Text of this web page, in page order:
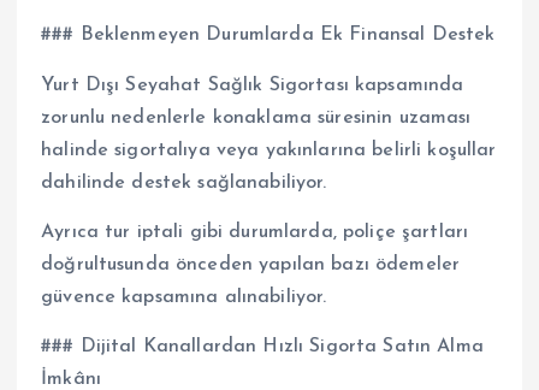
### Beklenmeyen Durumlarda Ek Finansal Destek
Yurt Dışı Seyahat Sağlık Sigortası kapsamında
zorunlu nedenlerle konaklama süresinin uzaması
halinde sigortalıya veya yakınlarına belirli koşullar
dahilinde destek sağlanabiliyor.
Ayrıca tur iptali gibi durumlarda, poliçe şartları
doğrultusunda önceden yapılan bazı ödemeler
güvence kapsamına alınabiliyor.
### Dijital Kanallardan Hızlı Sigorta Satın Alma
İmkânı